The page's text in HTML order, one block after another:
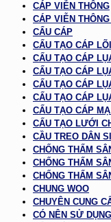
CÁP VIỄN THÔNG
CÁP VIỄN
CẨU CÁP
CẤU TẠO CÁP
CẤU TẠO CÁP
CẤU TẠO CÁP
CẤU TẠO CÁP
CẤU TẠO CÁP
CẤU TẠO CÁP
CẤU TẠO LƯỚI
CẦU TREO DÂN
CHỐNG THẤM
CHỐNG THẤM
CHỐNG THẤM
CHUNG WOO
CHUYÊN CUNG
CÓ NÊN SỬ